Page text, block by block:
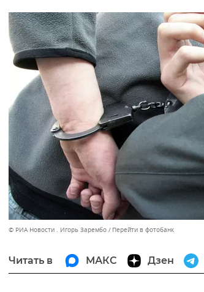
© РИА Новости . Игорь Зарембо Перейти в фотобанк
Читать в МАКС Дзен